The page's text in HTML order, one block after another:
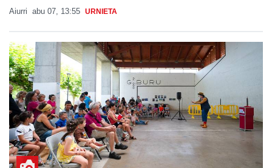
Aiurri abu 07, 13:55 URNIETA